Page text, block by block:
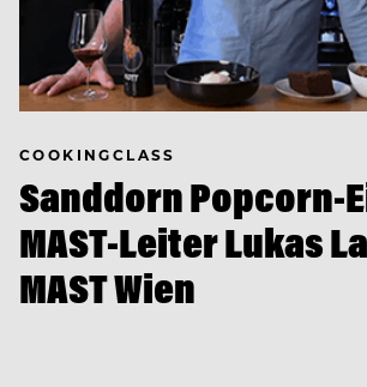
COOKINGCLASS
Sanddorn Popcorn-
MAST-Leiter Lukas
MAST Wien